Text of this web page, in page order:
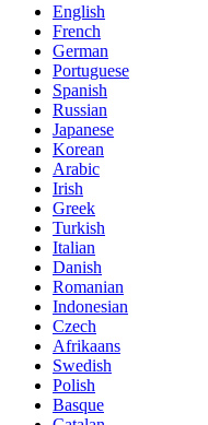
English
French
German
Portuguese
Spanish
Russian
Japanese
Korean
Arabic
Irish
Greek
Turkish
Italian
Danish
Romanian
Indonesian
Czech
Afrikaans
Swedish
Polish
Basque